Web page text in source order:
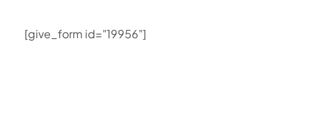
[give_form id="19956"]